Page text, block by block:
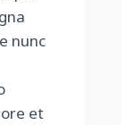
nunc
et